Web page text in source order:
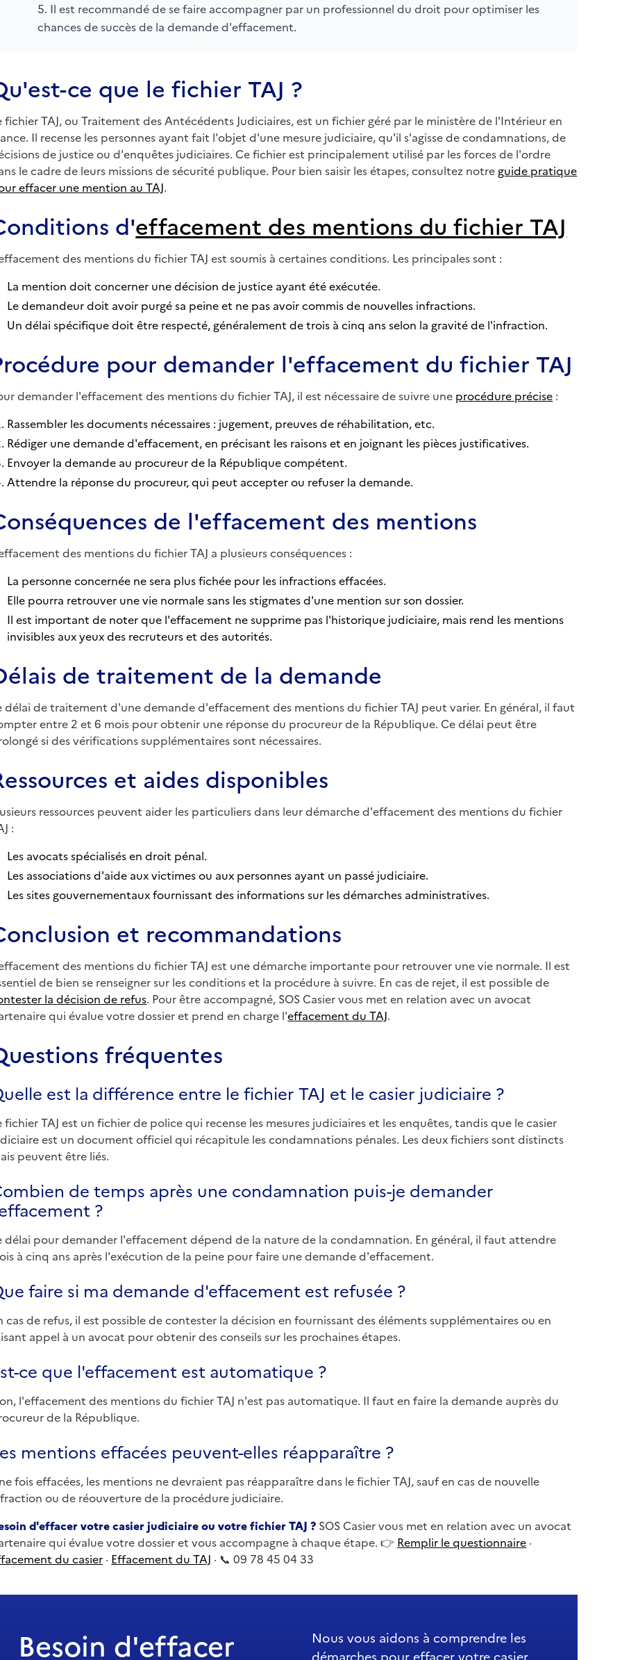
Il est recommandé de se faire accompagner par un professionnel du droit pour optimiser les
chances de succès de la demande d'effacement.
ce que le fichier TAJ ?
fichier TAJ, ou Traitement des Antécédents Judiciaires, est un fichier géré par le ministère de l'Intérieur en
Il recense les personnes ayant fait l'objet d'une mesure judiciaire, qu'il s'agisse de condamnations, de
de justice ou d'enquêtes judiciaires. Ce fichier est principalement utilisé par les forces de l'ordre
le cadre de leurs missions de sécurité publique. Pour bien saisir les étapes, consultez notre guide pratique
effacer une mention au TAJ.
d'effacement des mentions du fichier TAJ
des mentions du fichier TAJ est soumis à certaines conditions. Les principales sont :
La mention doit concerner une décision de justice ayant été exécutée.
Le demandeur doit avoir purgé sa peine et ne pas avoir commis de nouvelles infractions.
Un délai spécifique doit être respecté, généralement de trois à cinq ans selon la gravité de l'infraction.
pour demander l'effacement du fichier TAJ
demander l'effacement des mentions du fichier TAJ, il est nécessaire de suivre une procédure précise :
Rassembler les documents nécessaires : jugement, preuves de réhabilitation, etc.
Rédiger une demande d'effacement, en précisant les raisons et en joignant les pièces justificatives.
Envoyer la demande au procureur de la République compétent.
Attendre la réponse du procureur, qui peut accepter ou refuser la demande.
de l'effacement des mentions
des mentions du fichier TAJ a plusieurs conséquences :
La personne concernée ne sera plus fichée pour les infractions effacées.
Elle pourra retrouver une vie normale sans les stigmates d'une mention sur son dossier.
Il est important de noter que l'effacement ne supprime pas l'historique judiciaire, mais rend les mentions
invisibles aux yeux des recruteurs et des autorités.
de traitement de la demande
délai de traitement d'une demande d'effacement des mentions du fichier TAJ peut varier. En général, il faut
entre 2 et 6 mois pour obtenir une réponse du procureur de la République. Ce délai peut être
si des vérifications supplémentaires sont nécessaires.
et aides disponibles
ressources peuvent aider les particuliers dans leur démarche d'effacement des mentions du fichier
:
Les avocats spécialisés en droit pénal.
Les associations d'aide aux victimes ou aux personnes ayant un passé judiciaire.
Les sites gouvernementaux fournissant des informations sur les démarches administratives.
et recommandations
des mentions du fichier TAJ est une démarche importante pour retrouver une vie normale. Il est
de bien se renseigner sur les conditions et la procédure à suivre. En cas de rejet, il est possible de
la décision de refus. Pour être accompagné, SOS Casier vous met en relation avec un avocat
qui évalue votre dossier et prend en charge l'effacement du TAJ.
fréquentes
est la différence entre le fichier TAJ et le casier judiciaire ?
fichier TAJ est un fichier de police qui recense les mesures judiciaires et les enquêtes, tandis que le casier
est un document officiel qui récapitule les condamnations pénales. Les deux fichiers sont distincts
peuvent être liés.
de temps après une condamnation puis-je demander
?
délai pour demander l'effacement dépend de la nature de la condamnation. En général, il faut attendre
à cinq ans après l'exécution de la peine pour faire une demande d'effacement.
faire si ma demande d'effacement est refusée ?
cas de refus, il est possible de contester la décision en fournissant des éléments supplémentaires ou en
appel à un avocat pour obtenir des conseils sur les prochaines étapes.
ce que l'effacement est automatique ?
l'effacement des mentions du fichier TAJ n'est pas automatique. Il faut en faire la demande auprès du
de la République.
mentions effacées peuvent-elles réapparaître ?
fois effacées, les mentions ne devraient pas réapparaître dans le fichier TAJ, sauf en cas de nouvelle
ou de réouverture de la procédure judiciaire.
d'effacer votre casier judiciaire ou votre fichier TAJ ? SOS Casier vous met en relation avec un avocat
qui évalue votre dossier et vous accompagne à chaque étape. 👉 Remplir le questionnaire ·
du casier · Effacement du TAJ · 📞 09 78 45 04 33
Besoin d'effacer
Nous vous aidons à comprendre les
démarches pour effacer votre casier